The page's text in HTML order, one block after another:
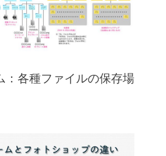
：各種ファイルの保存場